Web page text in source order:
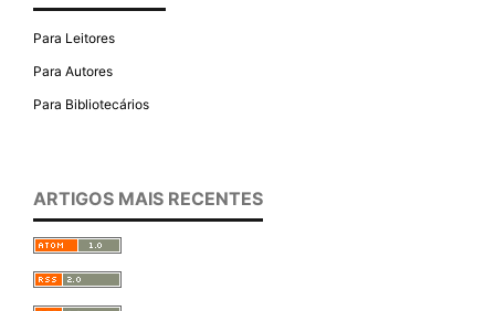
Para Leitores
Para Autores
Para Bibliotecários
ARTIGOS MAIS RECENTES